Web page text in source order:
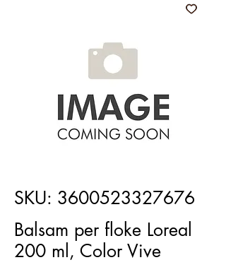
SKU: 3600523327676
Balsam per floke Loreal
200 ml, Color Vive